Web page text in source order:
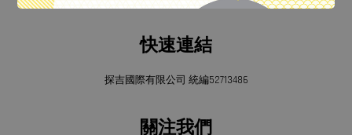
快速連結
探吉國際有限公司 統編52713486
關注我們